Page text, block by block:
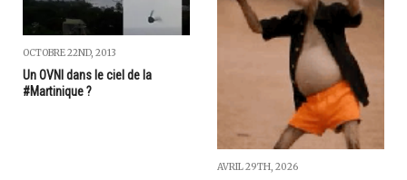
OCTOBRE 22ND, 2013
Un OVNI dans le ciel de la
#Martinique ?
AVRIL 29TH, 2026